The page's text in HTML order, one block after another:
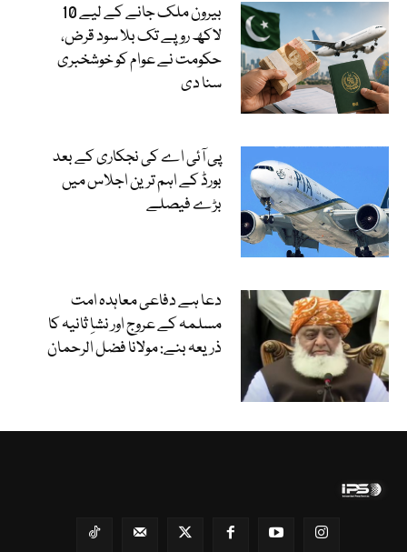
بیرون ملک جانے کے لیے 10
لاکھ روپے تک بلا سود قرض،
حکومت نے عوام کو خوشخبری
سنا دی
پی آئی اے کی نجکاری کے بعد
بورڈ کے اہم ترین اجلاس میں
بڑے فیصلے
دعا ہے دفاعی معاہدہ امت
مسلمہ کے عروج اور نشاِ ثانیہ کا
ذریعہ بنے: مولانا فضل الرحمان